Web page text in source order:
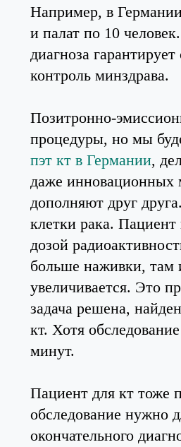
Например, в
и палат по 10
диагноза
контроль минздрава.
Позитронно-
процедуры, но мы
пэт кт в Германии,
даже инновационных
дополняют друг
клетки рака.
дозой
больше наживки, там
увеличивается. Это
задача решена,
кт. Хотя
минут.
Пациент для кт тоже
обследование нужно
окончательного